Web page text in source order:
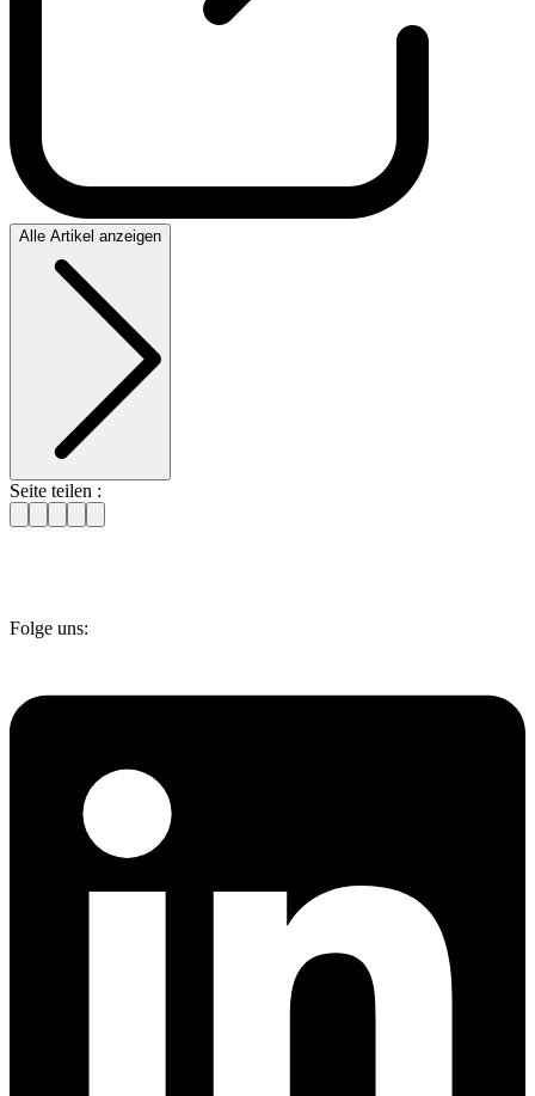
Alle Artikel anzeigen
Seite teilen :
Folge uns: